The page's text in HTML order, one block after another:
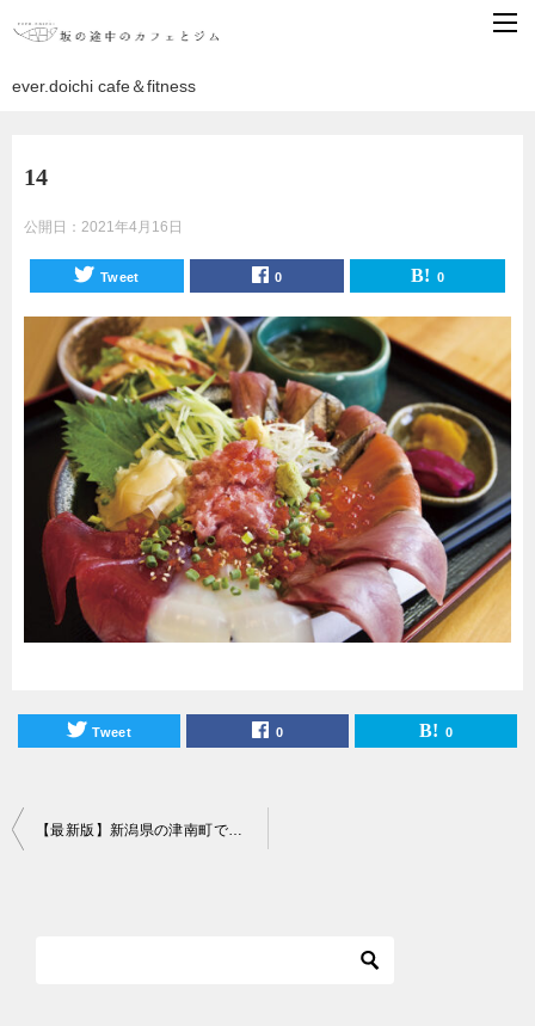
ever.doichi cafe＆fitness
14
公開日： 2021年4月16日
Tweet 0 0
Tweet 0 0
投
【最新版】新潟県の津南町でおすすめランチスポット26選！